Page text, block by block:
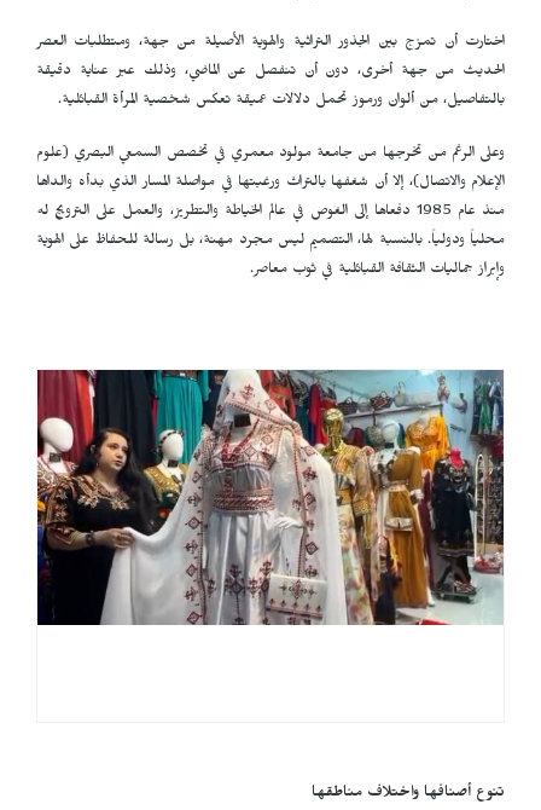
اختارت أن تمزج بين الجذور التراثية والهوية الأصيلة من جهة، ومتطلبات العصر
الحديث من جهة أخرى، دون أن تنفصل عن الماضي، وذلك عبر عناية دقيقة
بالتفاصيل، من ألوان ورموز تحمل دلالات عميقة تعكس شخصية المرأة القبائلية.
وعلى الرغم من تخرجها من جامعة مولود معمري في تخصص السمعي البصري (علوم
الإعلام والاتصال)، إلا أن شغفها بالتراث ورغبتها في مواصلة المسار الذي بدأه والداها
منذ عام 1985 دفعاها إلى الغوص في عالم الخياطة والتطريز، والعمل على الترويج له
محلياً ودولياً. بالنسبة لها، التصميم ليس مجرد مهنة، بل رسالة للحفاظ على الهوية
وإبراز جماليات الثقافة القبائلية في ثوب معاصر.
تنوع أصنافها واختلاف مناطقها